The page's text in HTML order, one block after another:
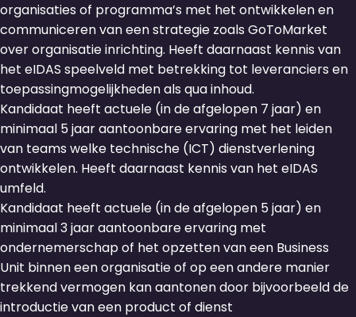
organisaties of programma’s met het ontwikkelen en
communiceren van een strategie zoals GoToMarket
over organisatie inrichting. Heeft daarnaast kennis van
het eIDAS speelveld met betrekking tot leveranciers en
toepassingmogelijkheden als qua inhoud.
Kandidaat heeft actuele (in de afgelopen 7 jaar) en
minimaal 5 jaar aantoonbare ervaring met het leiden
van teams welke technische (ICT) dienstverlening
ontwikkelen. Heeft daarnaast kennis van het eIDAS
umfeld.
Kandidaat heeft actuele (in de afgelopen 5 jaar) en
minimaal 3 jaar aantoonbare ervaring met
ondernemerschap of het opzetten van een Business
Unit binnen een organisatie of op een andere manier
trekkend vermogen kan aantonen door bijvoorbeeld de
introductie van een product of dienst